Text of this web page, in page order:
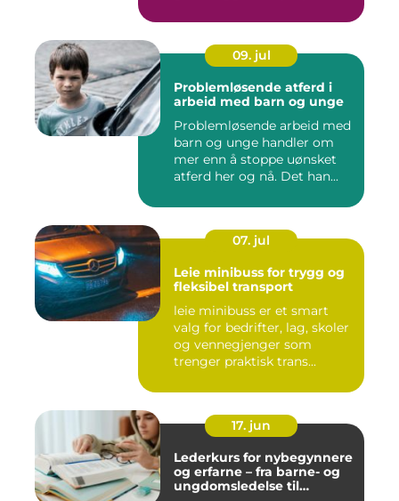
09. jul
Problemløsende atferd i
arbeid med barn og unge
Problemløsende arbeid med
barn og unge handler om
mer enn å stoppe uønsket
atferd her og nå. Det han...
07. jul
Leie minibuss for trygg og
fleksibel transport
leie minibuss er et smart
valg for bedrifter, lag, skoler
og vennegjenger som
trenger praktisk trans...
17. jun
Lederkurs for nybegynnere
og erfarne – fra barne- og
ungdomsledelse til